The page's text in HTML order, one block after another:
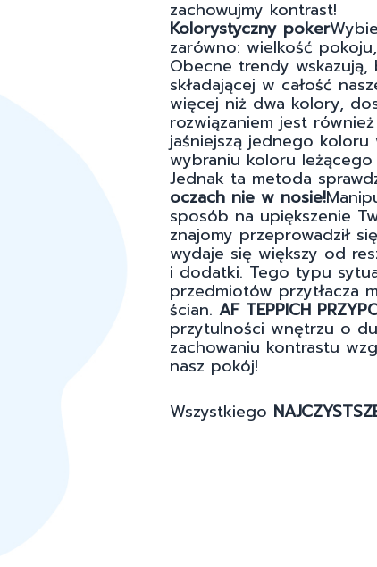
zachowujmy kontrast!
Kolorystyczny poker
zarówno: wielkość
Obecne trendy
składającej w całość
więcej niż dwa kolory,
rozwiązaniem jest
jaśniejszą jednego
wybraniu koloru
Jednak ta metoda
oczach nie w nosie!
sposób na upiększenie
znajomy przeprowadził
wydaje się większy od
i dodatki. Tego typu
przedmiotów przytłacza
ścian. AF TEPPICH
przytulności wnętrzu o
zachowaniu kontrastu
nasz pokój!
Wszystkiego